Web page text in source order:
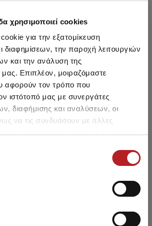
χρησιμοποιεί cookies
για την εξατομίκευση
διαφημίσεων, την παροχή λειτουργιών
και την ανάλυση της
μας. Επιπλέον, μοιραζόμαστε
αφορούν τον τρόπο που
ιστότοπό μας με συνεργάτες
διαφήμισης και αναλύσεων, οι
να τις συνδυάσουν με άλλες
bez
Vunene termo carape bez
savova
1062 Дин.
903 Дин.
SALE